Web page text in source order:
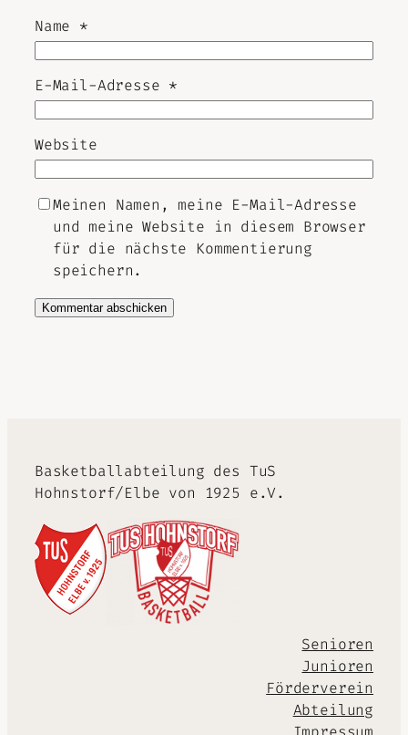
Name *
E-Mail-Adresse *
Website
Meinen Namen, meine E-Mail-Adresse
und meine Website in diesem Browser
für die nächste Kommentierung
speichern.
Basketballabteilung des TuS
Hohnstorf/Elbe von 1925 e.V.
Senioren
Junioren
Förderverein
Abteilung